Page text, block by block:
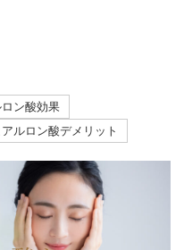
おすすめのメニュー
リニックが
由
ン酸効果
ルロン酸デメリット